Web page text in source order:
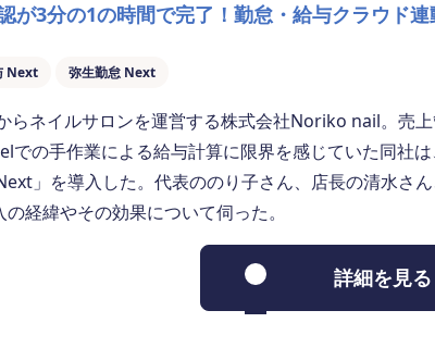
が3分の1の時間で完了！勤怠・給与クラウド
Next 弥生勤怠 Next
らネイルサロンを運営する株式会社Noriko nail。売
での手作業による給与計算に限界を感じていた同社
」を導入した。代表ののり子さん、店長の清水さ
の経緯やその効果について伺った。
詳細を見る